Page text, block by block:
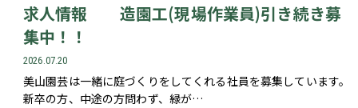
求人情報 造園工(現場作業員)引き続き募
集中！！
2026.07.20
美山園芸は一緒に庭づくりをしてくれる社員を募集しています。
新卒の方、中途の方問わず、緑が…